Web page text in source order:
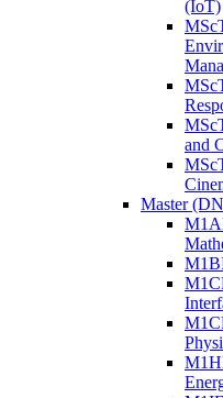
(IoT)
and
Master